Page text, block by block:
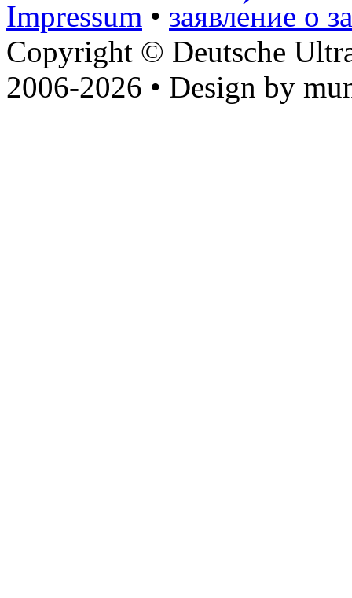
Impressum • заявле́ние о
Copyright © Deutsche
2006-2026 • Design by